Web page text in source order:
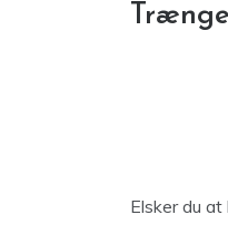
Elsker du